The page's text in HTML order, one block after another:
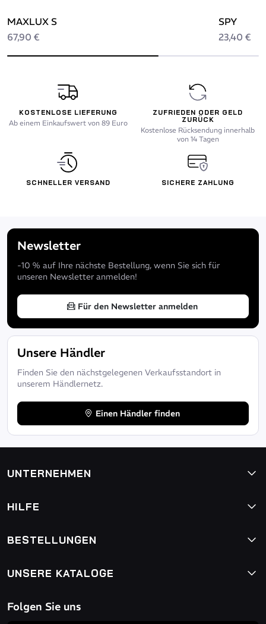
MAXLUX S
67,90 €
SPY
23,40 €
KOSTENLOSE LIEFERUNG
Ab einem Einkaufswert von 89 Euro
ZUFRIEDEN ODER GELD
ZURÜCK
Kostenlose Rücksendung innerhalb
von 14 Tagen
SCHNELLER VERSAND SICHERE ZAHLUNG
Newsletter
-10 % auf Ihre nächste Bestellung, wenn Sie sich für
unseren Newsletter anmelden!
Für den Newsletter anmelden
Unsere Händler
Finden Sie den nächstgelegenen Verkaufsstandort in
unserem Händlernetz.
Einen Händler finden
UNTERNEHMEN
HILFE
BESTELLUNGEN
UNSERE KATALOGE
Folgen Sie uns